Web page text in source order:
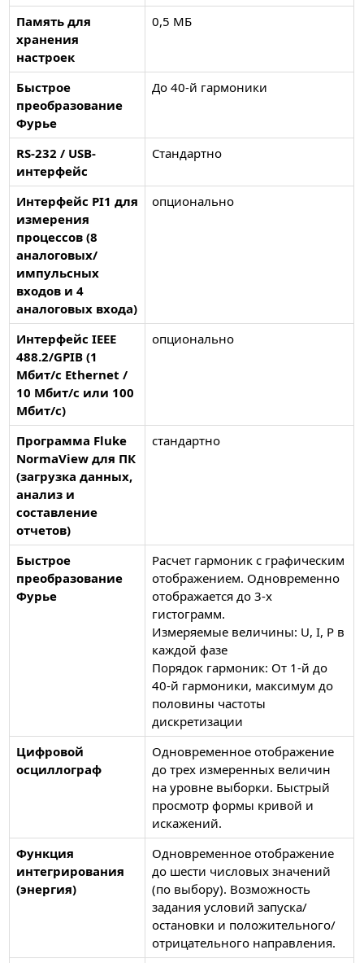
Память для
хранения
настроек
0,5 МБ
Быстрое
преобразование
Фурье
До 40-й гармоники
RS-232 / USB-
интерфейс
Стандартно
Интерфейс PI1 для
измерения
процессов (8
аналоговых/
импульсных
входов и 4
аналоговых входа)
опционально
Интерфейс IEEE
488.2/GPIB (1
Мбит/с Ethernet /
10 Мбит/с или 100
Мбит/с)
опционально
Программа Fluke
NormaView для ПК
(загрузка данных,
анализ и
составление
отчетов)
стандартно
Быстрое
преобразование
Фурье
Расчет гармоник с графическим
отображением. Одновременно
отображается до 3-х
гистограмм.
Измеряемые величины: U, I, P в
каждой фазе
Порядок гармоник: От 1-й до
40-й гармоники, максимум до
половины частоты
дискретизации
Цифровой
осциллограф
Одновременное отображение
до трех измеренных величин
на уровне выборки. Быстрый
просмотр формы кривой и
искажений.
Функция
интегрирования
(энергия)
Одновременное отображение
до шести числовых значений
(по выбору). Возможность
задания условий запуска/
остановки и положительного/
отрицательного направления.